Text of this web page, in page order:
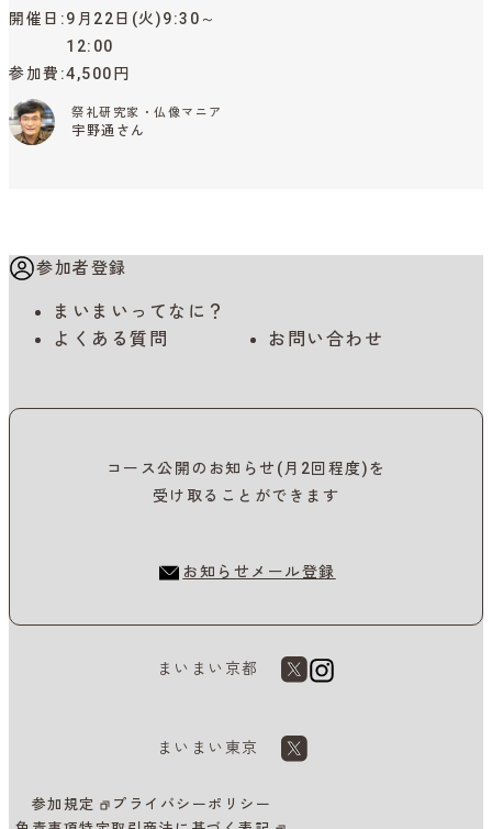
開催日
9月22日(火)9:30～
12:00
参加費 4,500円
祭礼研究家・仏像マニア
宇野通さん
参加者登録
まいまいってなに？
よくある質問
お問い合わせ
コース公開のお知らせ(月2回程度)を
受け取ることができます
お知らせメール登録
まいまい京都
まいまい東京
参加規定
プライバシーポリシー